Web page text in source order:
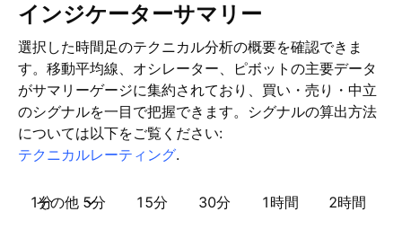
インジケーターサマリー
選択した時間足のテクニカル分析の概要を確認できま
す。移動平均線、オシレーター、ピボットの主要データ
がサマリーゲージに集約されており、買い・売り・中立
のシグナルを一目で把握できます。シグナルの算出方法
については以下をご覧ください:
テクニカルレーティング.
1分 5分 15分 30分 1時間 2時間
その他